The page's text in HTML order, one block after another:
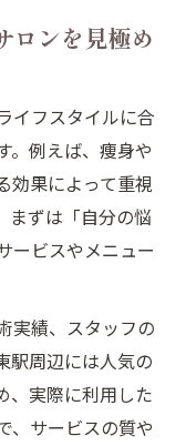
もチェック
れる理由とは
識すべき点
ビスの特色を紹
辺の利便性
の視点
容の比較方法
テの実力とは
ロンを見極め
イフスタイルに合
。例えば、痩身や
効果によって重視
まずは「自分の悩
ービスやメニュー
実績、スタッフの
駅周辺には人気の
、実際に利用した
、サービスの質や